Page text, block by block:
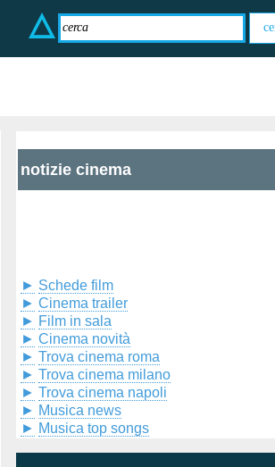
notizie cinema
► Schede film
► Cinema trailer
► Film in sala
► Cinema novità
► Trova cinema roma
► Trova cinema milano
► Trova cinema napoli
► Musica news
► Musica top songs